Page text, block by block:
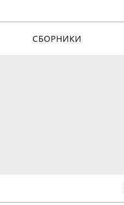
СБОРНИКИ